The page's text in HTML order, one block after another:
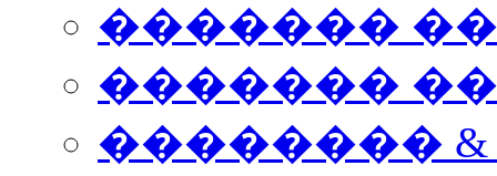
�������
������� ���
��������